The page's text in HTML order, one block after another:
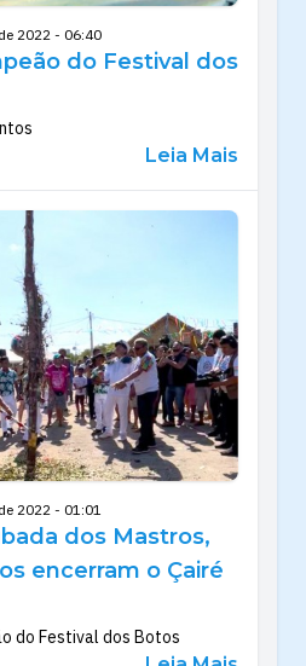
2022 - 06:40
do Festival dos
Leia Mais
2022 - 01:01
dos Mastros,
encerram o Çairé
do Festival dos Botos